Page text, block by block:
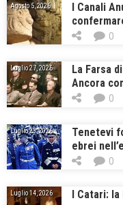
Agosto 5, 2026
I Canali
0
Luglio 27, 2026
La Farsa
Ancora
0
Luglio 23, 2026
Tenetevi
ebrei
tenuto
0
Luglio 14, 2026 I Catari: la